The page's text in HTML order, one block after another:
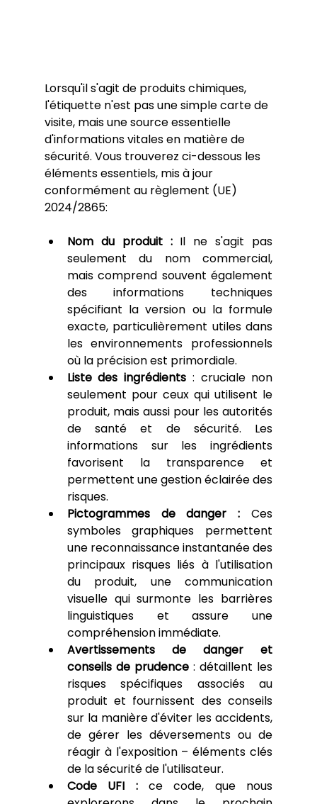
Lorsqu'il s'agit de produits chimiques,
l'étiquette n'est pas une simple carte de
visite, mais une source essentielle
d'informations vitales en matière de
sécurité. Vous trouverez ci-dessous les
éléments essentiels, mis à jour
conformément au règlement (UE)
2024/2865:
Nom du produit : Il ne s'agit pas
seulement du nom commercial,
mais comprend souvent également
des informations techniques
spécifiant la version ou la formule
exacte, particulièrement utiles dans
les environnements professionnels
où la précision est primordiale.
Liste des ingrédients : cruciale non
seulement pour ceux qui utilisent le
produit, mais aussi pour les autorités
de santé et de sécurité. Les
informations sur les ingrédients
favorisent la transparence et
permettent une gestion éclairée des
risques.
Pictogrammes de danger : Ces
symboles graphiques permettent
une reconnaissance instantanée des
principaux risques liés à l'utilisation
du produit, une communication
visuelle qui surmonte les barrières
linguistiques et assure une
compréhension immédiate.
Avertissements de danger et
conseils de prudence : détaillent les
risques spécifiques associés au
produit et fournissent des conseils
sur la manière d'éviter les accidents,
de gérer les déversements ou de
réagir à l'exposition – éléments clés
de la sécurité de l'utilisateur.
Code UFI : ce code, que nous